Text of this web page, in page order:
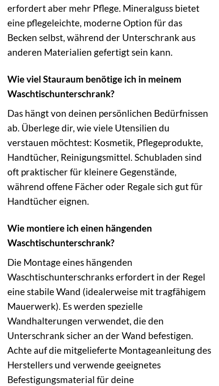
erfordert aber mehr Pflege. Mineralguss bietet
eine pflegeleichte, moderne Option für das
Becken selbst, während der Unterschrank aus
anderen Materialien gefertigt sein kann.
Wie viel Stauraum benötige ich in meinem
Waschtischunterschrank?
Das hängt von deinen persönlichen Bedürfnissen
ab. Überlege dir, wie viele Utensilien du
verstauen möchtest: Kosmetik, Pflegeprodukte,
Handtücher, Reinigungsmittel. Schubladen sind
oft praktischer für kleinere Gegenstände,
während offene Fächer oder Regale sich gut für
Handtücher eignen.
Wie montiere ich einen hängenden
Waschtischunterschrank?
Die Montage eines hängenden
Waschtischunterschranks erfordert in der Regel
eine stabile Wand (idealerweise mit tragfähigem
Mauerwerk). Es werden spezielle
Wandhalterungen verwendet, die den
Unterschrank sicher an der Wand befestigen.
Achte auf die mitgelieferte Montageanleitung des
Herstellers und verwende geeignetes
Befestigungsmaterial für deine